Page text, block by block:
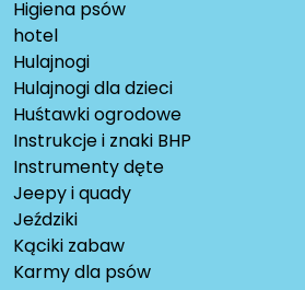
Higiena psów
hotel
Hulajnogi
Hulajnogi dla dzieci
Huśtawki ogrodowe
Instrukcje i znaki BHP
Instrumenty dęte
Jeepy i quady
Jeździki
Kąciki zabaw
Karmy dla psów